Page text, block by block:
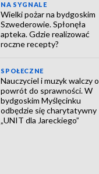
NA SYGNALE
Wielki pożar na bydgoskim
Szwederowie. Spłonęła
apteka. Gdzie realizować
roczne recepty?
SPOŁECZNE
Nauczyciel i muzyk walczy o
powrót do sprawności. W
bydgoskim Myślęcinku
odbędzie się charytatywny
„UNIT dla Jareckiego”